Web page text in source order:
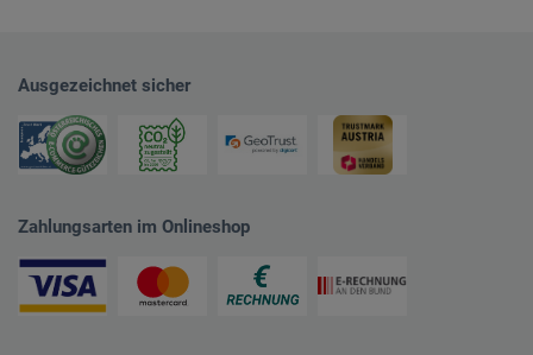
Ausgezeichnet sicher
Zahlungsarten im Onlineshop